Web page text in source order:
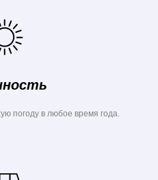
погоду в любое время года.